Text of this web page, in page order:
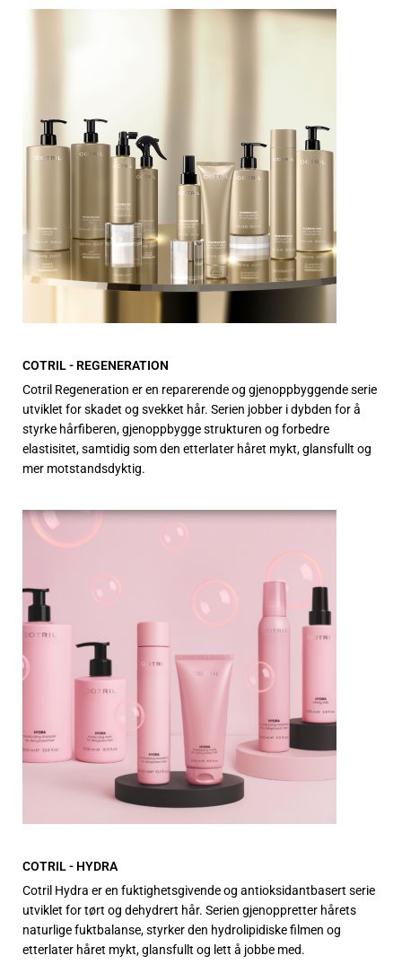
COTRIL - REGENERATION
Cotril Regeneration er en reparerende og gjenoppbyggende serie
utviklet for skadet og svekket hår. Serien jobber i dybden for å
styrke hårfiberen, gjenoppbygge strukturen og forbedre
elastisitet, samtidig som den etterlater håret mykt, glansfullt og
mer motstandsdyktig.
COTRIL - HYDRA
Cotril Hydra er en fuktighetsgivende og antioksidantbasert serie
utviklet for tørt og dehydrert hår. Serien gjenoppretter hårets
naturlige fuktbalanse, styrker den hydrolipidiske filmen og
etterlater håret mykt, glansfullt og lett å jobbe med.